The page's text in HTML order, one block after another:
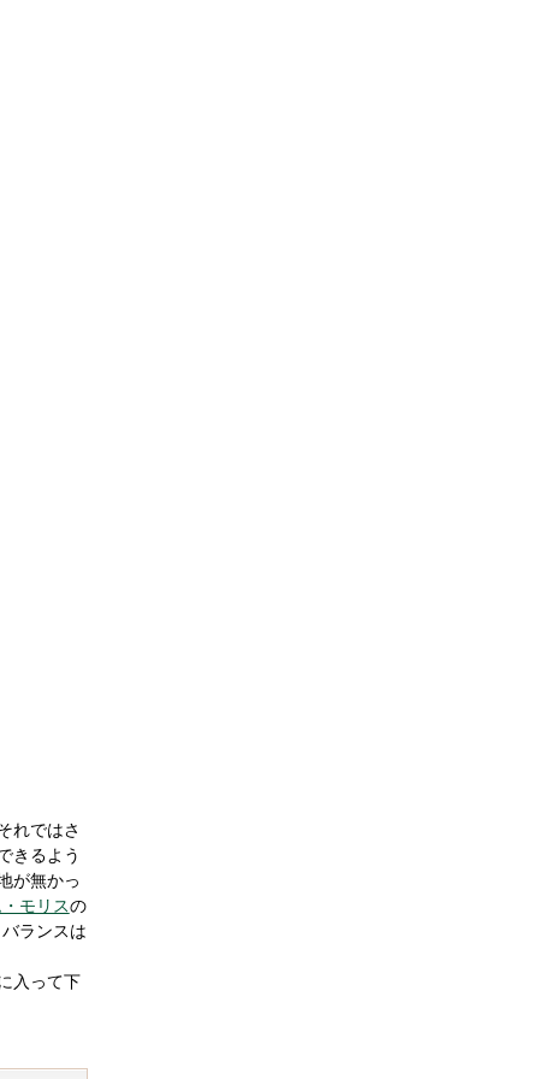
れではさ
きるよう
が無かっ
モリスの
ランスは
入って下